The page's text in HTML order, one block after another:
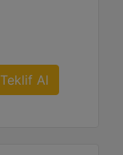
Teklif Al